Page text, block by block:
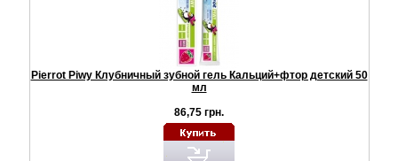
Pierrot Piwy Клубничный зубной гель Кальций+фтор детский 50
мл
86,75 грн.